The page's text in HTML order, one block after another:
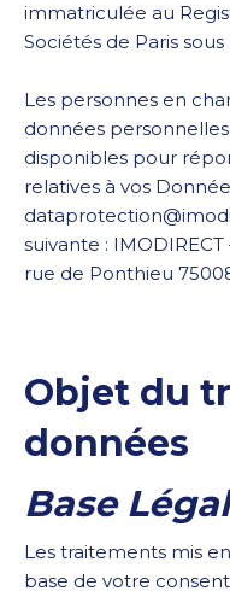
immatriculée au
Sociétés de Paris
Les personnes en
données
disponibles pour
relatives à vos
suivante :
rue de Ponthieu
Objet du
données
Base
Les traitements mis
base de votre